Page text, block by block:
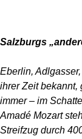
Salzburgs
Eberlin,
ihrer Zeit bekannt,
immer – im
Amadé Mozart
Streifzug durch